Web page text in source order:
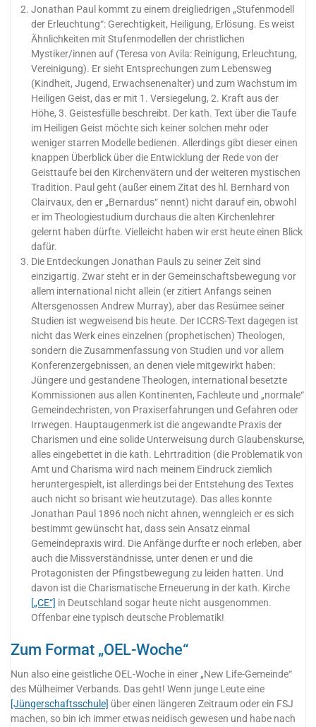
Jonathan Paul kommt zu einem dreigliedrigen „Stufenmodell
der Erleuchtung“: Gerechtigkeit, Heiligung, Erlösung. Es weist
Ähnlichkeiten mit Stufenmodellen der christlichen
Mystiker/innen auf (Teresa von Avila: Reinigung, Erleuchtung,
Vereinigung). Er sieht Entsprechungen zum Lebensweg
(Kindheit, Jugend, Erwachsenenalter) und zum Wachstum im
Heiligen Geist, das er mit 1. Versiegelung, 2. Kraft aus der
Höhe, 3. Geistesfülle beschreibt. Der kath. Text über die Taufe
im Heiligen Geist möchte sich keiner solchen mehr oder
weniger starren Modelle bedienen. Allerdings gibt dieser einen
knappen Überblick über die Entwicklung der Rede von der
Geisttaufe bei den Kirchenvätern und der weiteren mystischen
Tradition. Paul geht (außer einem Zitat des hl. Bernhard von
Clairvaux, den er „Bernardus“ nennt) nicht darauf ein, obwohl
er im Theologiestudium durchaus die alten Kirchenlehrer
gelernt haben dürfte. Vielleicht haben wir erst heute einen Blick
dafür.
Die Entdeckungen Jonathan Pauls zu seiner Zeit sind
einzigartig. Zwar steht er in der Gemeinschaftsbewegung vor
allem international nicht allein (er zitiert Anfangs seinen
Altersgenossen Andrew Murray), aber das Resümee seiner
Studien ist wegweisend bis heute. Der ICCRS-Text dagegen ist
nicht das Werk eines einzelnen (prophetischen) Theologen,
sondern die Zusammenfassung von Studien und vor allem
Konferenzergebnissen, an denen viele mitgewirkt haben:
Jüngere und gestandene Theologen, international besetzte
Kommissionen aus allen Kontinenten, Fachleute und „normale“
Gemeindechristen, von Praxiserfahrungen und Gefahren oder
Irrwegen. Hauptaugenmerk ist die angewandte Praxis der
Charismen und eine solide Unterweisung durch Glaubenskurse,
alles eingebettet in die kath. Lehrtradition (die Problematik von
Amt und Charisma wird nach meinem Eindruck ziemlich
heruntergespielt, ist allerdings bei der Entstehung des Textes
auch nicht so brisant wie heutzutage). Das alles konnte
Jonathan Paul 1896 noch nicht ahnen, wenngleich er es sich
bestimmt gewünscht hat, dass sein Ansatz einmal
Gemeindepraxis wird. Die Anfänge durfte er noch erleben, aber
auch die Missverständnisse, unter denen er und die
Protagonisten der Pfingstbewegung zu leiden hatten. Und
davon ist die Charismatische Erneuerung in der kath. Kirche
[„CE“] in Deutschland sogar heute nicht ausgenommen.
Offenbar eine typisch deutsche Problematik!
Zum Format „OEL-Woche“
Nun also eine geistliche OEL-Woche in einer „New Life-Gemeinde“
des Mülheimer Verbands. Das geht! Wenn junge Leute eine
[Jüngerschaftsschule] über einen längeren Zeitraum oder ein FSJ
machen, so bin ich immer etwas neidisch gewesen und habe nach